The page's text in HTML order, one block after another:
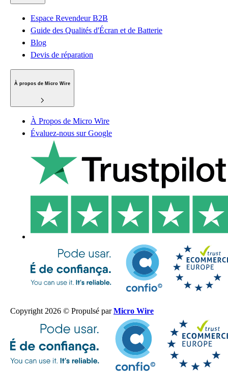
Espace Revendeur B2B
Guide des Qualités d'Écran et de Batterie
Blog
Devis de réparation
À propos de Micro Wire
À Propos de Micro Wire
Évaluez-nous sur Google
Copyright 2026 © Propulsé parMicro Wire